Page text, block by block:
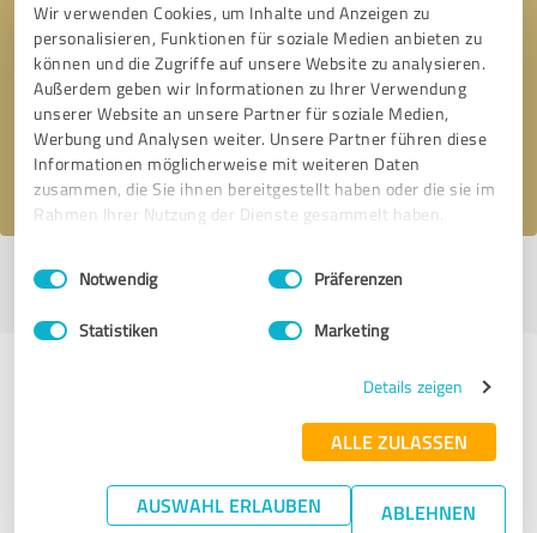
Wir verwenden Cookies, um Inhalte und Anzeigen zu
personalisieren, Funktionen für soziale Medien anbieten zu
können und die Zugriffe auf unsere Website zu analysieren.
Außerdem geben wir Informationen zu Ihrer Verwendung
unserer Website an unsere Partner für soziale Medien,
Werbung und Analysen weiter. Unsere Partner führen diese
Informationen möglicherweise mit weiteren Daten
zusammen, die Sie ihnen bereitgestellt haben oder die sie im
Rahmen Ihrer Nutzung der Dienste gesammelt haben.
Impressum Datenschutzbestimmungen
Einwilligungsauswahl
Notwendig Präferenzen
Statistiken Marketing
Details zeigen
ALLE ZULASSEN
AUSWAHL ERLAUBEN ABLEHNEN
Bitte um Rückruf * Erforderliche Angaben
Nachricht senden
Ich stimme den Datenschutzbestimmungenzu.
Profil aktiv seit 08.09.2019 | Letzte Aktualisierung: 19.05.2020
Erfahrungen zu weiteren
Anbietern aus dem Bereich IT-
Dienstleistungen